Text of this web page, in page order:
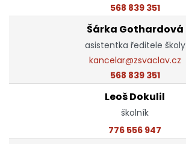
568 839 351
Šárka Gothardová
asistentka ředitele školy
kancelar@zsvaclav.cz
568 839 351
Leoš Dokulil
školník
776 556 947